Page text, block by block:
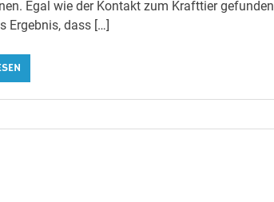
Egal wie der Kontakt zum Krafttier gefunden
Ergebnis, dass […]